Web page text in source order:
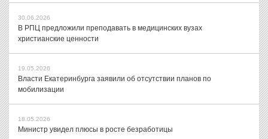
30.06.2026
В РПЦ предложили преподавать в медицинских вузах
христианские ценности
19.05.2026
Власти Екатеринбурга заявили об отсутствии планов по
мобилизации
18.05.2026
Министр увидел плюсы в росте безработицы